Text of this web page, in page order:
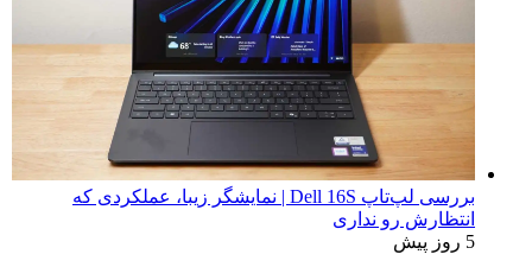
بررسی لپ‌تاپ Dell 16S | نمایشگر زیبا، عملکردی که
انتظارش رو نداری
5 روز پیش